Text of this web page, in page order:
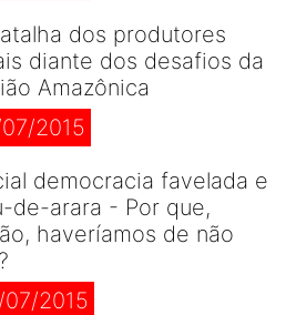
dos produtores
diante dos desafios da
Amazônica
2015
democracia favelada e
de-arara - Por que,
haveríamos de não
2015